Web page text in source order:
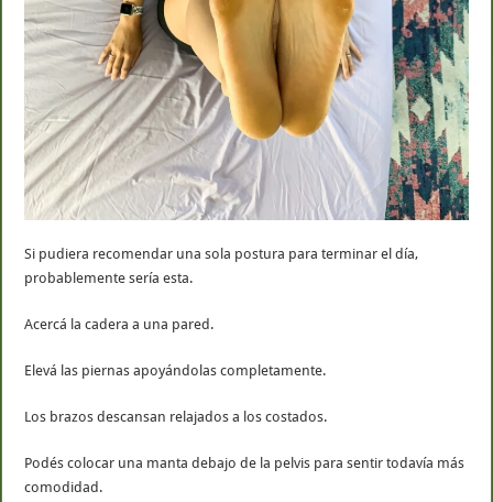
Si pudiera recomendar una sola postura para terminar el día,
probablemente sería esta.
Acercá la cadera a una pared.
Elevá las piernas apoyándolas completamente.
Los brazos descansan relajados a los costados.
Podés colocar una manta debajo de la pelvis para sentir todavía más
comodidad.